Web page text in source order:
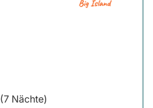
(7 Nächte)